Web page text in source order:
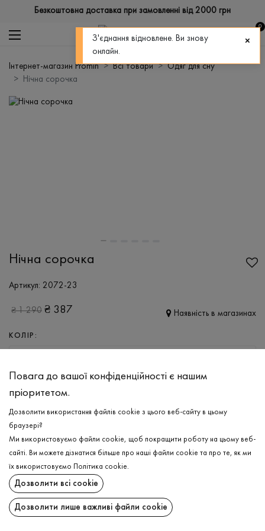
Безкоштовна доставка при замовленні від 2000 грн
0
Інтернет-магазин Promin Всі товари
Одяг для сну
Нічна сорочка
Нічна сорочка
Артикул: 2072-23
₴1 290 ₴ 387 Наявність в магазинах
КОЛІР:
ДОДАТИ ДО КОШИКА
ОБЕРІТЬ РОЗМІР
Нічна сорочка
ДОДАТИ ДО КОШИКА
ОПИС
Повага до вашої конфіденційності є нашим
пріоритетом.
Дозволити використання файлів cookie з цього веб-сайту в цьому
браузері?
Ми використовуємо файли cookie, щоб покращити роботу на цьому веб-
сайті. Ви можете дізнатися більше про наші файли cookie та про те, як ми
їх використовуємо
Політика cookie.
Дозволити всі cookie
Дозволити лише важливі файли cookie
З'єднання відновлене. Ви знову
онлайн.